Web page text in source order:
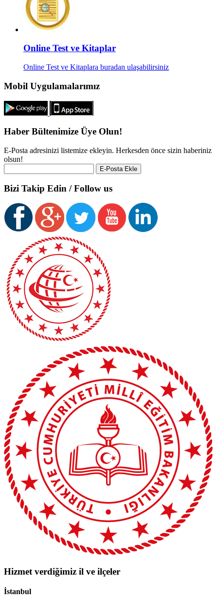
Online Test ve Kitaplar
Online Test ve Kitaplara buradan ulaşabilirsiniz
Mobil Uygulamalarımız
Haber Bültenimize Üye Olun!
E-Posta adresinizi listemize ekleyin. Herkesden önce sizin haberiniz
olsun!
Bizi Takip Edin / Follow us
Hizmet verdiğimiz il ve ilçeler
İstanbul